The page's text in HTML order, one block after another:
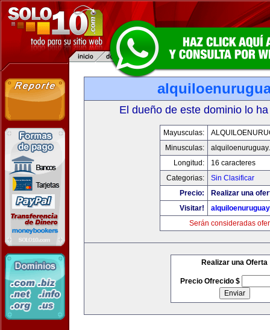
El dueño de este dominio lo
Mayusculas:
Minusculas:
Longitud:
16 caracteres
Categorias:
Sin Clasificar
Precio:
Realizar una
Visitar!
Serán consideradas
Realizar una Oferta
Precio Ofrecido $